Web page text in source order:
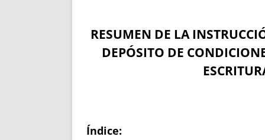
RESUMEN DE LA
DEPÓSITO DE
Índice: